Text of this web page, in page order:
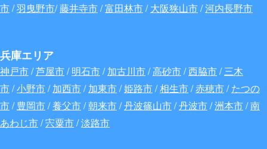
市/羽曳野市/藤井寺市/富田林市/大阪狭山市/河内長野市
兵庫エリア
神戸市/芦屋市/明石市/加古川市/高砂市/西脇市/三木
市/小野市/加西市/加東市/姫路市/相生市/赤穂市/たつの
市/豊岡市/養父市/朝来市/丹波篠山市/丹波市/洲本市/南
あわじ市/宍粟市/淡路市